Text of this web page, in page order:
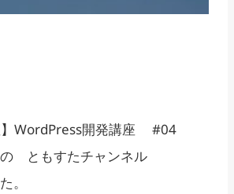
】WordPress開発講座 #04
ともすたチャンネル
。